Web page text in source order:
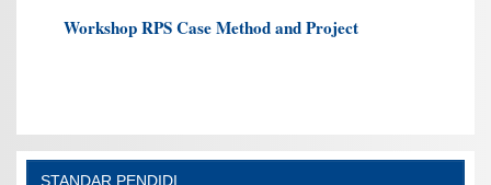
Workshop RPS Case Method and Project
STANDAR PENDIDI